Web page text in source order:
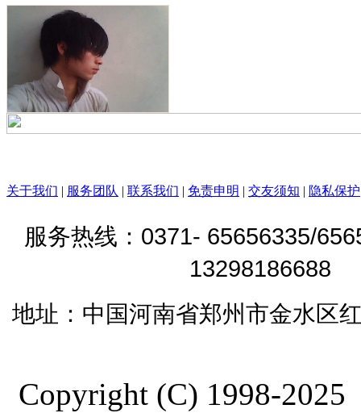
关于我们 | 服务团队 | 联系我们 | 免责申明 | 交友须知 | 隐私保护
服务热线： 0371- 65656335/
13298186688
地址： 中国河南省郑州市金水区
Copyright (C) 1998-